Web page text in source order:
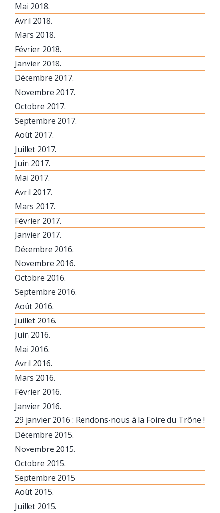
Mai 2018.
Avril 2018.
Mars 2018.
Février 2018.
Janvier 2018.
Décembre 2017.
Novembre 2017.
Octobre 2017.
Septembre 2017.
Août 2017.
Juillet 2017.
Juin 2017.
Mai 2017.
Avril 2017.
Mars 2017.
Février 2017.
Janvier 2017.
Décembre 2016.
Novembre 2016.
Octobre 2016.
Septembre 2016.
Août 2016.
Juillet 2016.
Juin 2016.
Mai 2016.
Avril 2016.
Mars 2016.
Février 2016.
Janvier 2016.
29 janvier 2016 : Rendons-nous à la Foire du Trône !
Décembre 2015.
Novembre 2015.
Octobre 2015.
Septembre 2015
Août 2015.
Juillet 2015.